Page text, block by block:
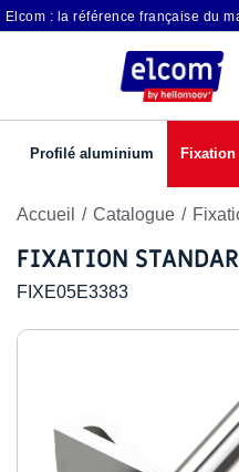
Elcom : la référence française du
Profilé aluminium Fixation
Accueil Catalogue
FIXATION
FIXE05E3383